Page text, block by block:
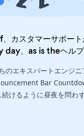
カスタマーサポート
day、as is theヘル
のエキスパートエンジニ
Bar
けるように昼夜を問わ